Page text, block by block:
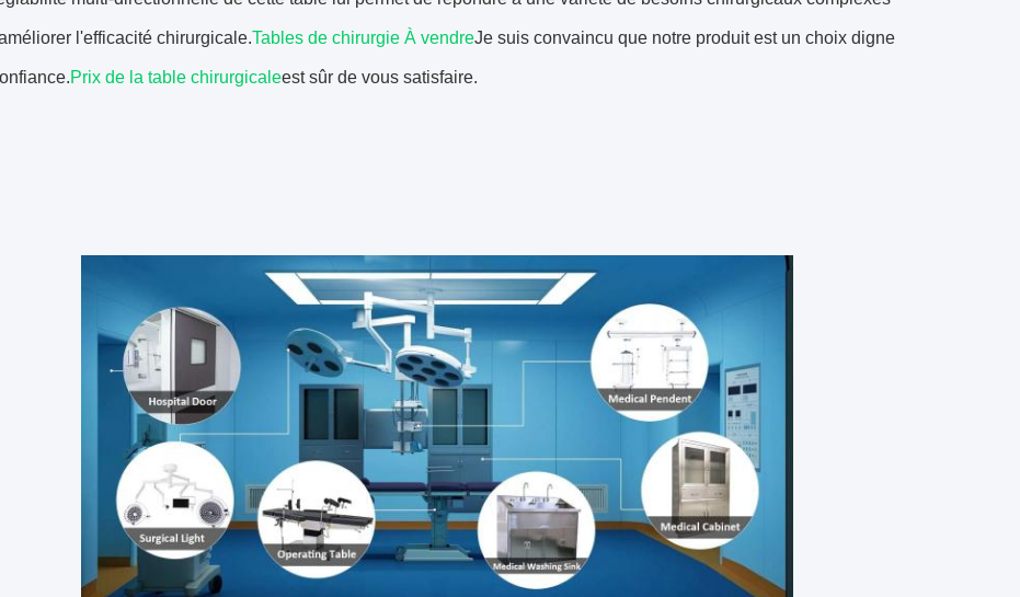
l'efficacité chirurgicale.Tables de chirurgie À vendreJe suis convaincu que notre produit est un choix digne
Prix de la table chirurgicaleest sûr de vous satisfaire.